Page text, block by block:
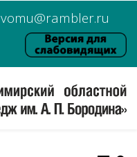
vomu@rambler.ru